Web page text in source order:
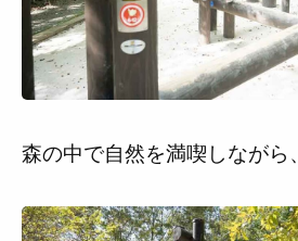
森の中で自然を満喫しながら、